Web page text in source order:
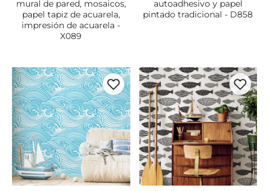
mural de pared, mosaicos,
papel tapiz de acuarela,
impresión de acuarela -
X089
autoadhesivo y papel
pintado tradicional - D858